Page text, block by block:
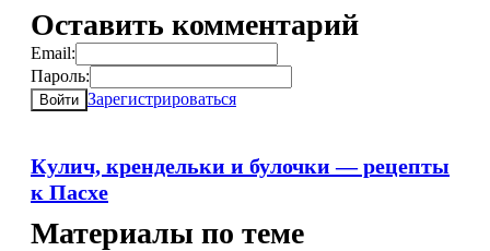
Оставить комментарий
Email:
Пароль:
Войти Зарегистрироваться
Кулич, крендельки и булочки — рецепты
к Пасхе
Материалы по теме